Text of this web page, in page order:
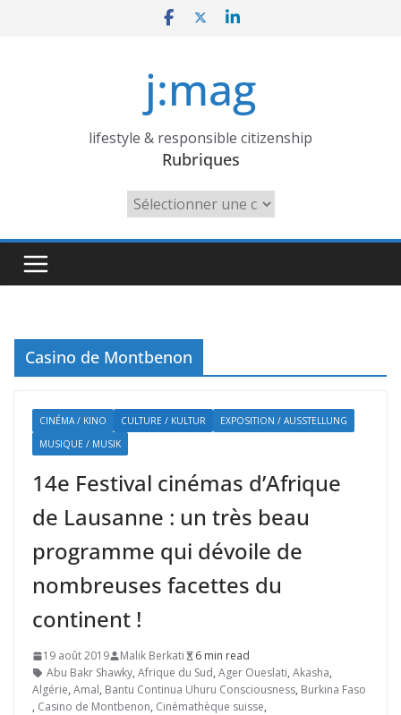
j:mag
lifestyle & responsible citizenship
Rubriques
Rubriques
Casino de Montbenon
CINÉMA / KINO CULTURE / KULTUR
EXPOSITION / AUSSTELLUNG
MUSIQUE / MUSIK
14e Festival cinémas d’Afrique
de Lausanne : un très beau
programme qui dévoile de
nombreuses facettes du
continent !
19 août 2019 Malik Berkati
6 min read
Abu Bakr Shawky, Afrique du Sud, Ager Oueslati, Akasha,
Algérie, Amal, Bantu Continua Uhuru Consciousness, Burkina Faso
, Casino de Montbenon, Cinémathèque suisse,